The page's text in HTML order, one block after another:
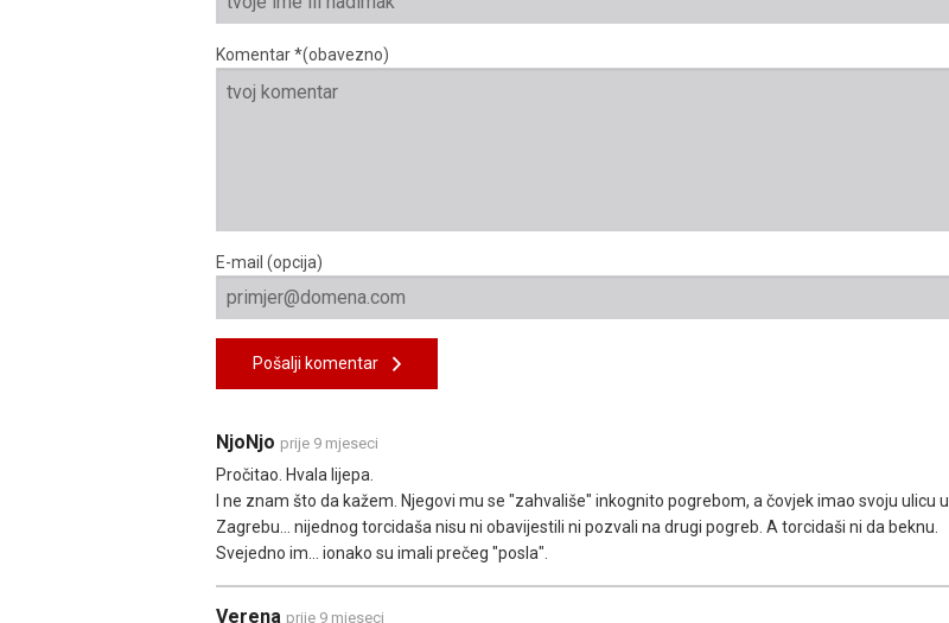
Komentar *(obavezno)
E-mail (opcija)
Pošalji komentar
NjoNjo prije 9 mjeseci
Pročitao. Hvala lijepa.
I ne znam što da kažem. Njegovi mu se "zahvališe" inkognito pogrebom, a čovjek imao svoju ulicu u
Zagrebu... nijednog torcidaša nisu ni obavijestili ni pozvali na drugi pogreb. A torcidaši ni da beknu.
Svejedno im... ionako su imali prečeg "posla".
Verena prije 9 mjeseci